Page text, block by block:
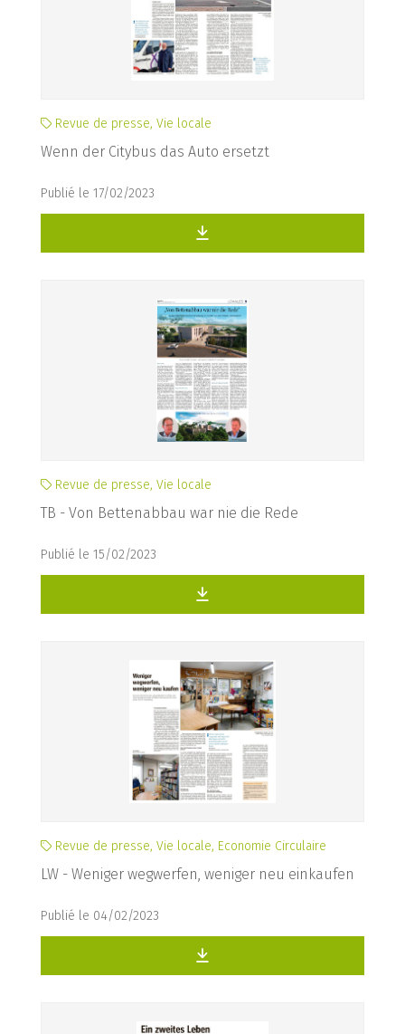
Revue de presse, Vie locale
Wenn der Citybus das Auto ersetzt
Publié le 17/02/2023
Revue de presse, Vie locale
TB - Von Bettenabbau war nie die Rede
Publié le 15/02/2023
Revue de presse, Vie locale, Economie Circulaire
LW - Weniger wegwerfen, weniger neu einkaufen
Publié le 04/02/2023